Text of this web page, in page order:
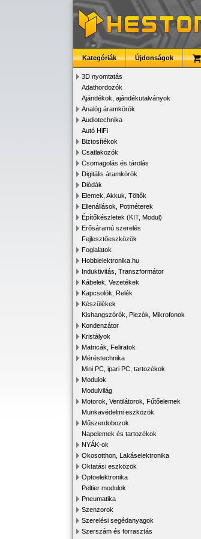
Kategóriák Újdonságok
3D nyomtatás
Adathordozók
Ajándékok, ajándékutalványok
Analóg áramkörök
Audiotechnika
Autó HiFi
Biztosítékok
Csatlakozók
Csomagolás és tárolás
Digitális áramkörök
Diódák
Elemek, Akkuk, Töltők
Ellenállások, Potméterek
Építőkészletek (KIT, Modul)
Erősáramú szerelés
Fejlesztőeszközök
Foglalatok
Hobbielektronika.hu
Induktivitás, Transzformátor
Kábelek, Vezetékek
Kapcsolók, Relék
Készülékek
Kishangszórók, Piezók, Mikrofonok
Kondenzátor
Kristályok
Matricák, Feliratok
Méréstechnika
Mini PC, ipari PC, tartozékok
Modulok
Modulvilág
Motorok, Ventilátorok, Fűtőelemek
Munkavédelmi eszközök
Műszerdobozok
Napelemek és tartozékok
NYÁK-ok
Okosotthon, Lakáselektronika
Oktatási eszközök
Optoelektronika
Peltier modulok
Pneumatika
Szenzorok
Szerelési segédanyagok
Szerszám és forrasztás